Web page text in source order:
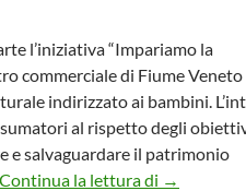
l’iniziativa “Impariamo la
commerciale di Fiume Veneto
indirizzato ai bambini.
al rispetto degli
e salvaguardare il patrimonio
Continua la lettura di →